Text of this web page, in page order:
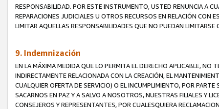
RESPONSABILIDAD. POR ESTE INSTRUMENTO, USTED RENUNCIA A
REPARACIONES JUDICIALES U OTROS RECURSOS EN RELACIÓN CON
LIMITAR AQUELLAS RESPONSABILIDADES QUE NO PUEDAN LIMITARSE
9. Indemnización
EN LA MÁXIMA MEDIDA QUE LO PERMITA EL DERECHO APLICABLE,
INDIRECTAMENTE RELACIONADA CON LA CREACIÓN, EL
CUALQUIER OFERTA DE SERVICIO) O EL INCUMPLIMIENTO, POR
SACARNOS EN PAZ Y A SALVO A NOSOTROS, NUESTRAS FILIALES Y
CONSEJEROS Y REPRESENTANTES, POR CUALESQUIERA